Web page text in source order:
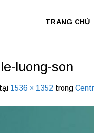
TRANG CHỦ
luong-son
tại 1536 × 1352 trong